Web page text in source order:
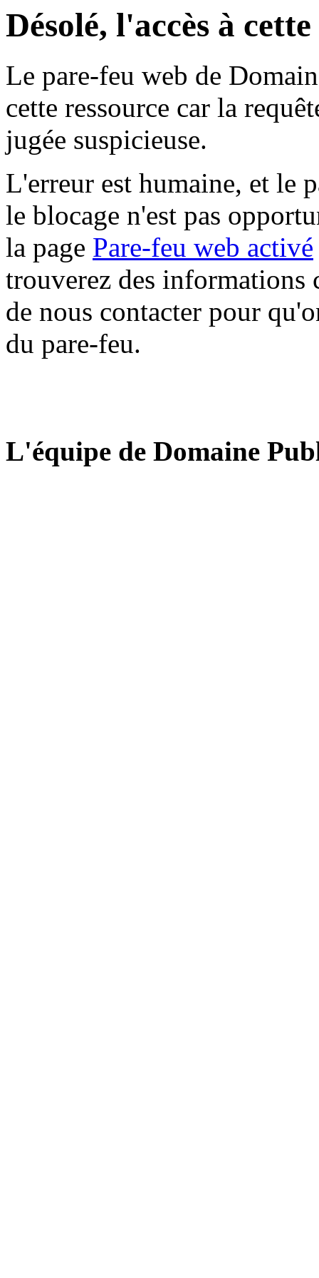
Désolé, l'accès à
Le pare-feu web de
cette ressource car la
jugée suspicieuse.
L'erreur est humaine, et le
le blocage n'est pas
la page Pare-feu web activé
trouverez des informations
de nous contacter pour
du pare-feu.
L'équipe de Domaine